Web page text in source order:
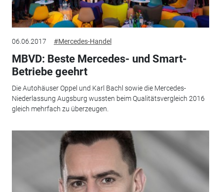
06.06.2017 #Mercedes-Handel
MBVD: Beste Mercedes- und Smart-
Betriebe geehrt
Die Autohäuser Oppel und Karl Bachl sowie die Mercedes-
Niederlassung Augsburg wussten beim Qualitätsvergleich 2016
gleich mehrfach zu überzeugen.